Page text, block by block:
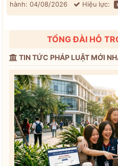
hành: 04/08/2026
Hiệu lực:
TỔNG ĐÀI HỖ
TIN TỨC PHÁP LUẬT MỚI